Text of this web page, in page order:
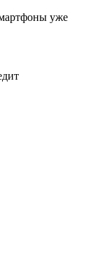
уже